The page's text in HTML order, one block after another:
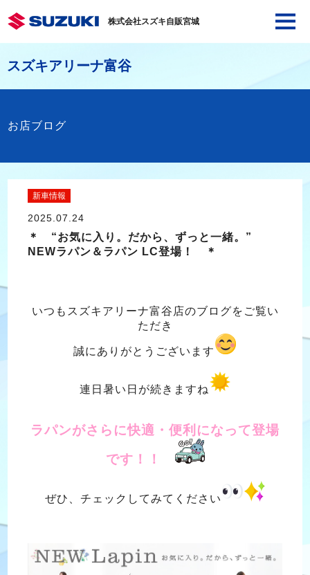
株式会社スズキ自販宮城
スズキアリーナ富谷
お店ブログ
新車情報
2025.07.24
＊ “お気に入り。だから、ずっと一緒。”
NEWラパン＆ラパン LC登場！ ＊
いつもスズキアリーナ富谷店のブログをご覧い
ただき
誠にありがとうございます
連日暑い日が続きますね
ラパンがさらに快適・便利になって登場
です！！
ぜひ、チェックしてみてください